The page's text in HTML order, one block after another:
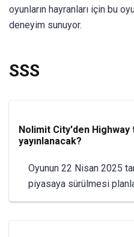
oyunların hayranları için bu
deneyim sunuyor.
SSS
Nolimit City'den Highway
yayınlanacak?
Oyunun 22 Nisan 2025
piyasaya sürülmesi